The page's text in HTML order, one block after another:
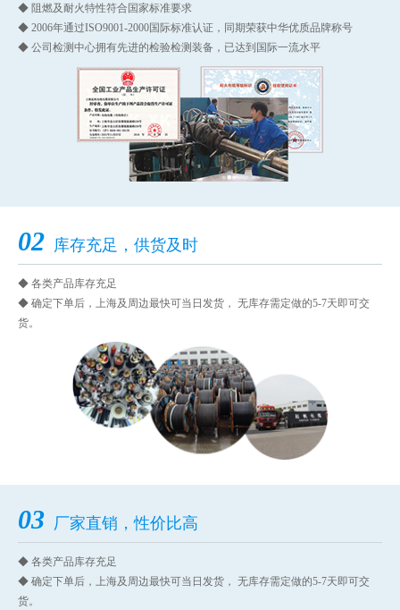
◆ 阻燃及耐火特性符合国家标准要求
◆ 2006年通过ISO9001-2000国际标准认证，同期荣获中华优质品牌称号
◆ 公司检测中心拥有先进的检验检测装备，已达到国际一流水平
02 库存充足，供货及时
◆ 各类产品库存充足
◆ 确定下单后，上海及周边最快可当日发货， 无库存需定做的5-7天即可交
货。
03 厂家直销，性价比高
◆ 各类产品库存充足
◆ 确定下单后，上海及周边最快可当日发货， 无库存需定做的5-7天即可交
货。